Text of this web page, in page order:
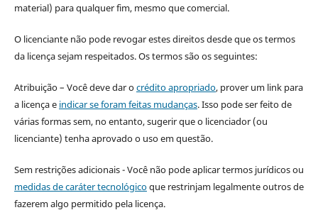
material) para qualquer fim, mesmo que comercial.
O licenciante não pode revogar estes direitos desde que os termos
da licença sejam respeitados. Os termos são os seguintes:
Atribuição – Você deve dar ocrédito apropriado, prover um link para
a licença e indicar se foram feitas mudanças. Isso pode ser feito de
várias formas sem, no entanto, sugerir que o licenciador (ou
licenciante) tenha aprovado o uso em questão.
Sem restrições adicionais - Você não pode aplicar termos jurídicos ou
medidas de caráter tecnológicoque restrinjam legalmente outros de
fazerem algo permitido pela licença.